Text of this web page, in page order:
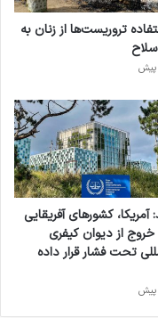
تروریست‌ها از زنان به
آمریکا، کشورهای آفریقایی
خروج از دیوان کیفری
تحت فشار قرار داده